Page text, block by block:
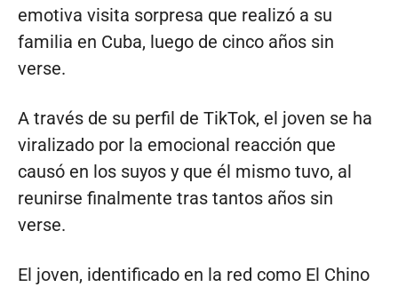
emotiva visita sorpresa que realizó a su
familia en Cuba, luego de cinco años sin
verse.
A través de su perfil de TikTok, el joven se ha
viralizado por la emocional reacción que
causó en los suyos y que él mismo tuvo, al
reunirse finalmente tras tantos años sin
verse.
El joven, identificado en la red como El Chino